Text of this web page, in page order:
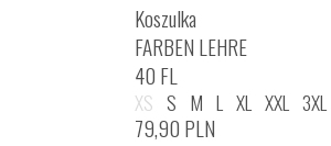
Koszulka
FARBEN LEHRE
40 FL
XS S M L XL XXL 3XL
79,90 PLN